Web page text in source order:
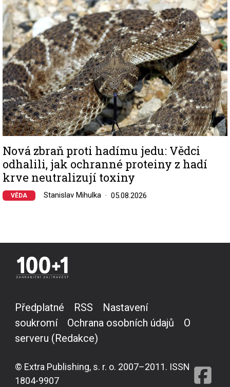
Nová zbraň proti hadímu jedu: Vědci
odhalili, jak ochranné proteiny z hadí
krve neutralizují toxiny
VĚDA Stanislav Mihulka 05.08.2026
Předplatné RSS
Nastavení
soukromí
Ochrana osobních údajů
O
serveru (Redakce)
© Extra Publishing, s. r. o. 2007–2011. ISSN
1804-9907